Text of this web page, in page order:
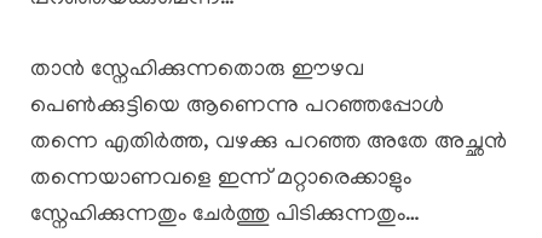
താൻ സ്നേഹിക്കുന്നതൊരു ഈഴവ
പെൺക്കുട്ടിയെ ആണെന്നു പറഞ്ഞപ്പോൾ
തന്നെ എതിർത്ത, വഴക്കു പറഞ്ഞ അതേ അച്ഛൻ
തന്നെയാണവളെ ഇന്ന് മറ്റാരെക്കാളും
സ്നേഹിക്കുന്നതും ചേർത്തു പിടിക്കുന്നതും…